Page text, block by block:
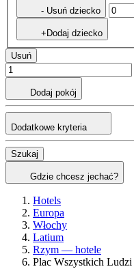
- Usuń dziecko
+Dodaj dziecko
Usuń
Dodaj pokój
Dodatkowe kryteria
Szukaj
Gdzie chcesz jechać?
Hotels
Europa
Włochy
Latium
Rzym — hotele
Plac Wszystkich Ludzi